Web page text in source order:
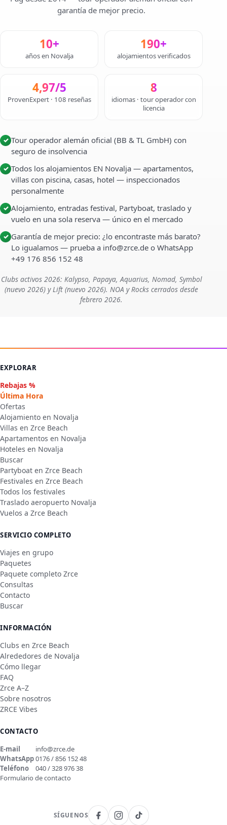
garantía de mejor precio.
10+
años en Novalja
190+
alojamientos verificados
4,97/5
ProvenExpert · 108 reseñas
8
idiomas · tour operador con
licencia
✓ Tour operador alemán oficial (BB & TL GmbH) con
seguro de insolvencia
✓ Todos los alojamientos EN Novalja — apartamentos,
villas con piscina, casas, hotel — inspeccionados
personalmente
✓ Alojamiento, entradas festival, Partyboat, traslado y
vuelo en una sola reserva — único en el mercado
✓ Garantía de mejor precio: ¿lo encontraste más barato?
Lo igualamos — prueba a info@zrce.de o WhatsApp
+49 176 856 152 48
Clubs activos 2026: Kalypso, Papaya, Aquarius, Nomad, Symbol
(nuevo 2026) y Lift (nuevo 2026). NOA y Rocks cerrados desde
febrero 2026.
EXPLORAR
Rebajas %
Última Hora
Ofertas
Alojamiento en Novalja
Villas en Zrce Beach
Apartamentos en Novalja
Hoteles en Novalja
Buscar
Partyboat en Zrce Beach
Festivales en Zrce Beach
Todos los festivales
Traslado aeropuerto Novalja
Vuelos a Zrce Beach
SERVICIO COMPLETO
Viajes en grupo
Paquetes
Paquete completo Zrce
Consultas
Contacto
Buscar
INFORMACIÓN
Clubs en Zrce Beach
Alrededores de Novalja
Cómo llegar
FAQ
Zrce A–Z
Sobre nosotros
ZRCE Vibes
CONTACTO
E-mail
info@zrce.de
WhatsApp0176 / 856 152 48
Teléfono
040 / 328 976 38
Formulario de contacto
SÍGUENOS